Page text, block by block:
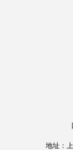
地址：